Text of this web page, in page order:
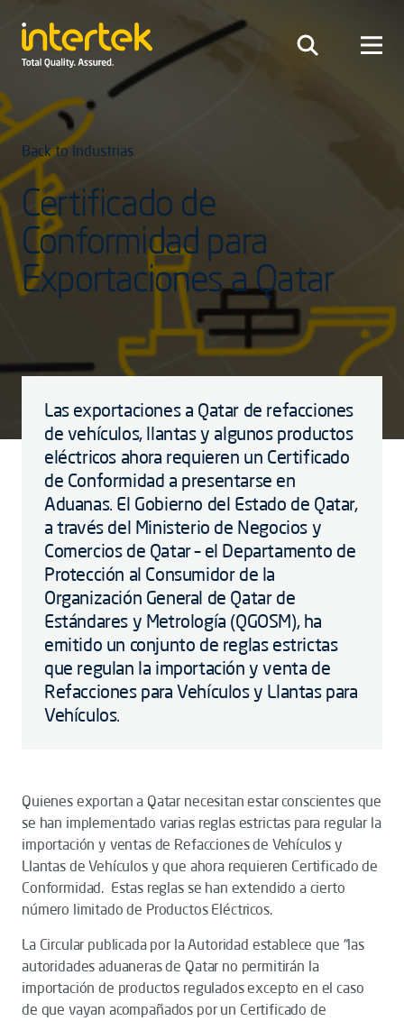
Back to Industrias
Certificado de
Conformidad para
Exportaciones a Qatar
Las exportaciones a Qatar de refacciones
de vehículos, llantas y algunos productos
eléctricos ahora requieren un Certificado
de Conformidad a presentarse en
Aduanas. El Gobierno del Estado de Qatar,
a través del Ministerio de Negocios y
Comercios de Qatar – el Departamento de
Protección al Consumidor de la
Organización General de Qatar de
Estándares y Metrología (QGOSM), ha
emitido un conjunto de reglas estrictas
que regulan la importación y venta de
Refacciones para Vehículos y Llantas para
Vehículos.
Quienes exportan a Qatar necesitan estar conscientes que
se han implementado varias reglas estrictas para regular la
importación y ventas de Refacciones de Vehículos y
Llantas de Vehículos y que ahora requieren Certificado de
Conformidad. Estas reglas se han extendido a cierto
número limitado de Productos Eléctricos.
La Circular publicada por la Autoridad establece que “las
autoridades aduaneras de Qatar no permitirán la
importación de productos regulados excepto en el caso
de que vayan acompañados por un Certificado de